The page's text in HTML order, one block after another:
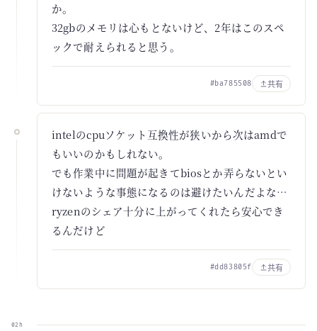
か。
32gbのメモリは心もとないけど、2年はこのスペ
ックで耐えられると思う。
#ba785508 共有
intelのcpuソケット互換性が狭いから次はamdで
もいいのかもしれない。
でも作業中に問題が起きてbiosとか弄らないとい
けないような事態になるのは避けたいんだよな…
ryzenのシェア十分に上がってくれたら安心でき
るんだけど
#dd83805f 共有
02h